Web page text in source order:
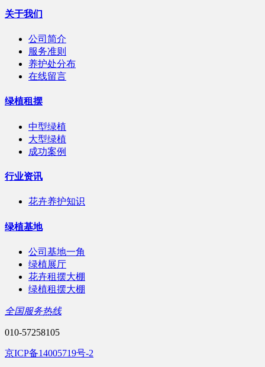
关于我们
公司简介
服务准则
养护处分布
在线留言
绿植租摆
中型绿植
大型绿植
成功案例
行业资讯
花卉养护知识
绿植基地
公司基地一角
绿植展厅
花卉租摆大棚
绿植租摆大棚
全国服务热线
010-57258105
京ICP备14005719号-2